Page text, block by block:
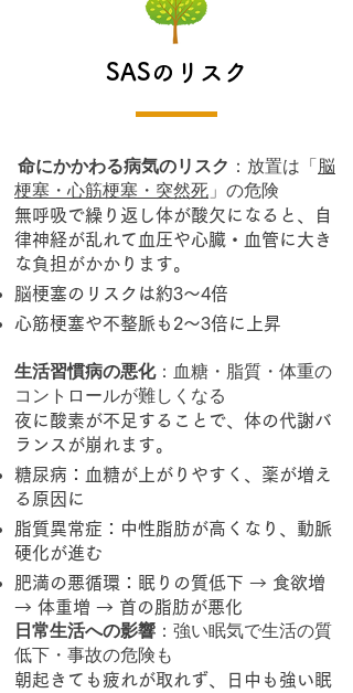
SASのリスク
命にかかわる病気のリスク ：放置は「脳
梗塞・心筋梗塞・突然死 」の危険
無呼吸で繰り返し体が酸欠になると、自
律神経が乱れて血圧や心臓・血管に大き
な負担がかかります。​
脳梗塞のリスクは約3〜4倍
心筋梗塞や不整脈も2〜3倍に上昇
生活習慣病の悪化：血糖・脂質・体重の
コントロールが難しくなる
夜に酸素が不足することで、体の代謝バ
ランスが崩れます。
糖尿病：血糖が上がりやすく、薬が増え
る原因に
脂質異常症：中性脂肪が高くなり、動脈
硬化が進む
肥満の悪循環：眠りの質低下 → 食欲増
→ 体重増 → 首の脂肪が悪化
日常生活への影響 ：強い眠気で生活の質
低下・事故の危険も
朝起きても疲れが取れず、日中も強い眠